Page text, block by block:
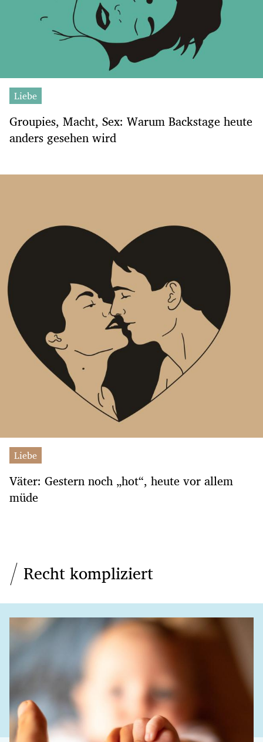
Liebe
Groupies, Macht, Sex: Warum Backstage heute
anders gesehen wird
Liebe
Väter: Gestern noch „hot“, heute vor allem
müde
Recht kompliziert